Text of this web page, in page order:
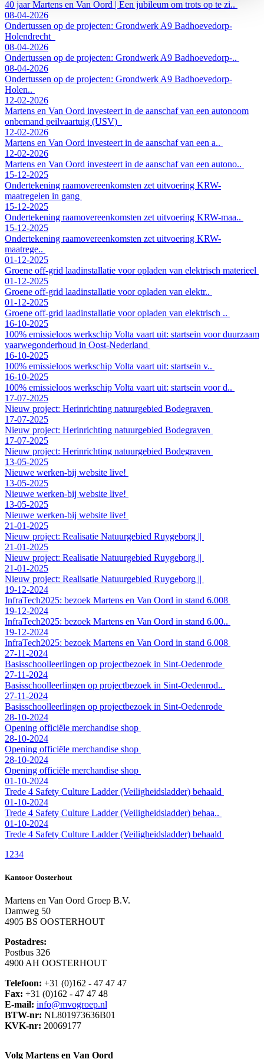
40 jaar Martens en Van Oord | Een jubileum om trots op te zi..
08-04-2026
Ondertussen op de projecten: Grondwerk A9 Badhoevedorp-
Holendrecht
08-04-2026
Ondertussen op de projecten: Grondwerk A9 Badhoevedorp-..
08-04-2026
Ondertussen op de projecten: Grondwerk A9 Badhoevedorp-
Holen..
12-02-2026
Martens en Van Oord investeert in de aanschaf van een autonoom
onbemand peilvaartuig (USV)
12-02-2026
Martens en Van Oord investeert in de aanschaf van een a..
12-02-2026
Martens en Van Oord investeert in de aanschaf van een autono..
15-12-2025
Ondertekening raamovereenkomsten zet uitvoering KRW-
maatregelen in gang
15-12-2025
Ondertekening raamovereenkomsten zet uitvoering KRW-maa..
15-12-2025
Ondertekening raamovereenkomsten zet uitvoering KRW-
maatrege..
01-12-2025
Groene off-grid laadinstallatie voor opladen van elektrisch materieel
01-12-2025
Groene off-grid laadinstallatie voor opladen van elektr..
01-12-2025
Groene off-grid laadinstallatie voor opladen van elektrisch ..
16-10-2025
100% emissieloos werkschip Volta vaart uit: startsein voor duurzaam
vaarwegonderhoud in Oost-Nederland
16-10-2025
100% emissieloos werkschip Volta vaart uit: startsein v..
16-10-2025
100% emissieloos werkschip Volta vaart uit: startsein voor d..
17-07-2025
Nieuw project: Herinrichting natuurgebied Bodegraven
17-07-2025
Nieuw project: Herinrichting natuurgebied Bodegraven
17-07-2025
Nieuw project: Herinrichting natuurgebied Bodegraven
13-05-2025
Nieuwe werken-bij website live!
13-05-2025
Nieuwe werken-bij website live!
13-05-2025
Nieuwe werken-bij website live!
21-01-2025
Nieuw project: Realisatie Natuurgebied Ruygeborg ||
21-01-2025
Nieuw project: Realisatie Natuurgebied Ruygeborg ||
21-01-2025
Nieuw project: Realisatie Natuurgebied Ruygeborg ||
19-12-2024
InfraTech2025: bezoek Martens en Van Oord in stand 6.008
19-12-2024
InfraTech2025: bezoek Martens en Van Oord in stand 6.00..
19-12-2024
InfraTech2025: bezoek Martens en Van Oord in stand 6.008
27-11-2024
Basisschoolleerlingen op projectbezoek in Sint-Oedenrode
27-11-2024
Basisschoolleerlingen op projectbezoek in Sint-Oedenrod..
27-11-2024
Basisschoolleerlingen op projectbezoek in Sint-Oedenrode
28-10-2024
Opening officiële merchandise shop
28-10-2024
Opening officiële merchandise shop
28-10-2024
Opening officiële merchandise shop
01-10-2024
Trede 4 Safety Culture Ladder (Veiligheidsladder) behaald
01-10-2024
Trede 4 Safety Culture Ladder (Veiligheidsladder) behaa..
01-10-2024
Trede 4 Safety Culture Ladder (Veiligheidsladder) behaald
1 234
Kantoor Oosterhout
Martens en Van Oord Groep B.V.
Damweg 50
4905 BS OOSTERHOUT
Postadres:
Postbus 326
4900 AH OOSTERHOUT
Telefoon: +31 (0)162 - 47 47 47
Fax: +31 (0)162 - 47 47 48
E-mail: info@mvogroep.nl
BTW-nr: NL801973636B01
KVK-nr: 20069177
Volg Martens en Van Oord